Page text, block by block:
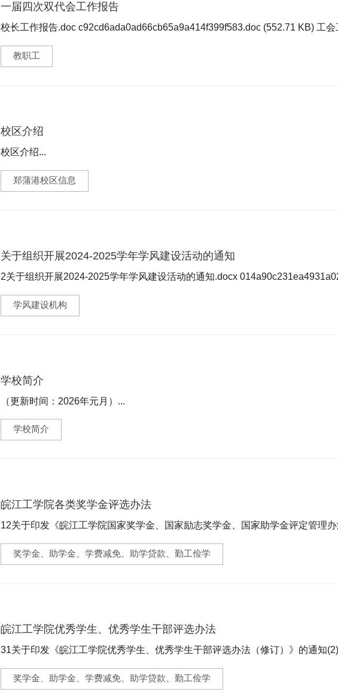
一届四次双代会工作报告
校长工作报告.doc c92cd6ada0ad66cb65a9a414f399f583.doc (552.71 KB) 工
(21.92 KB) ...
教职工
校区介绍
校区介绍...
郑蒲港校区信息
关于组织开展2024-2025学年学风建设活动的通知
2关于组织开展2024-2025学年学风建设活动的通知.docx
学风建设机构
学校简介
（更新时间：2026年元月）...
学校简介
皖江工学院各类奖学金评选办法
12关于印发《皖江工学院国家奖学金、国家励志奖学金、国家助学金评定管理
660e9d21900a83764c918f38068f07f3.doc (38.83 KB) 28关于印发《...
奖学金、助学金、学费减免、助学贷款、勤工俭学
皖江工学院优秀学生、优秀学生干部评选办法
31关于印发《皖江工学院优秀学生、优秀学生干部评选办法（修订）》的通知
...
奖学金、助学金、学费减免、助学贷款、勤工俭学